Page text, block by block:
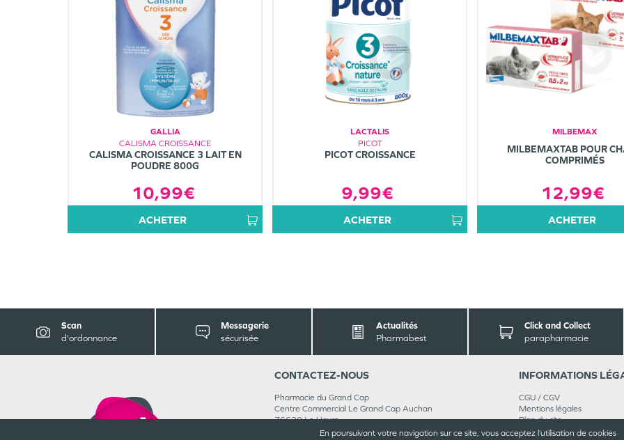
En poursuivant votre navigation sur ce site, vous acceptez l’utilisation de cookies
GALLIA
CALISMA CROISSANCE
CALISMA CROISSANCE 3 LAIT EN
POUDRE 800G
10,99€
ACHETER
LACTALIS
PICOT
PICOT CROISSANCE
9,99€
ACHETER
MILBEMAX
MILBEMAXTAB POUR
COMPRIMÉS
12,99€
ACHETER
Scan
d'ordonnance
Messagerie
sécurisée
Actualités
Pharmabest
Click and Collect
parapharmacie
CONTACTEZ-NOUS
Pharmacie du Grand Cap
Centre Commercial Le Grand Cap Auchan
76620 Le Havre
02 35 46 04 30
INFORMATIONS
CGU / CGV
Mentions légales
Plan du site
Cookies et confidentialité